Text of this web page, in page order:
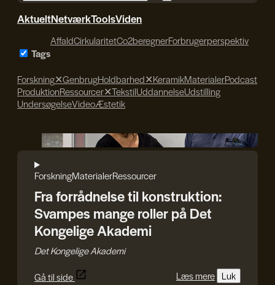
AktueltNetværkToolsViden
Tags
AffaldCirkularitetCo2beregnerForbrugerperspektiv
Forskning✕GenbrugHoldbarhed✕KeramikMaterialerPodcast
ProduktionRessourcer✕TekstilUddannelseUdstilling
UndersøgelseVideoÆstetik
Det Kongelige Akademi
ForskningMaterialerRessourcer
Fra forrådnelse til konstruktion:
Svampes mange roller på Det
Kongelige Akademi
Det Kongelige Akademi
Gå til side
Læs mere Luk